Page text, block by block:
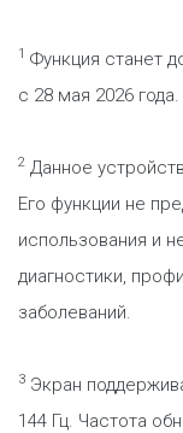
1 Функция станет
с 28 мая 2026 года.
2 Данное
Его функции не
использования и
диагностики,
заболеваний.
3 Экран
144 Гц. Частота